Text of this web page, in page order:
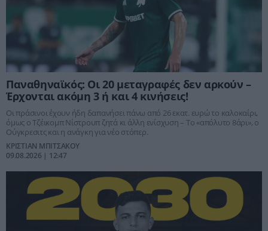
Παναθηναϊκός: Οι 20 μεταγραφές δεν αρκούν –
Έρχονται ακόμη 3 ή και 4 κινήσεις!
Οι πράσινοι έχουν ήδη δαπανήσει πάνω από 26 εκατ. ευρώ το καλοκαίρι,
όμως ο Τζέικομπ Νίστρουπ ζητά κι άλλη ενίσχυση – Το «απόλυτο 8άρι», ο
Ούγκρεσιτς και η ανάγκη για νέο στόπερ.
ΚΡΙΣΤΙΑΝ ΜΠΙΤΣΑΚΟΥ
09.08.2026 | 12:47